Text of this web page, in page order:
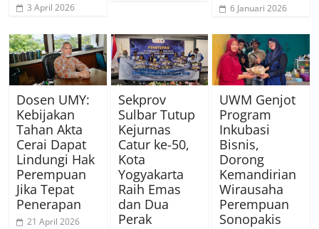
3 April 2026 6 Januari 2026
Dosen UMY:
Kebijakan
Tahan Akta
Cerai Dapat
Lindungi Hak
Perempuan
Jika Tepat
Penerapan
21 April 2026
Sekprov
Sulbar Tutup
Kejurnas
Catur ke-50,
Kota
Yogyakarta
Raih Emas
dan Dua
Perak
UWM Genjot
Program
Inkubasi
Bisnis,
Dorong
Kemandirian
Wirausaha
Perempuan
Sonopakis